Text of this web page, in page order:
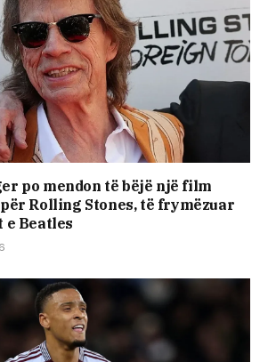
po mendon të bëjë një film
Rolling Stones, të frymëzuar
e Beatles